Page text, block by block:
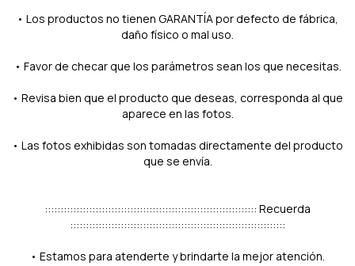
• Los productos no tienen GARANTÍA por defecto de fábrica,
daño físico o mal uso.
• Favor de checar que los parámetros sean los que necesitas.
• Revisa bien que el producto que deseas, corresponda al que
aparece en las fotos.
• Las fotos exhibidas son tomadas directamente del producto
que se envía.
::::::::::::::::::::::::::::::::::::::::::::::::::::::::::::::::::: Recuerda
::::::::::::::::::::::::::::::::::::::::::::::::::::::::::::::::::::
• Estamos para atenderte y brindarte la mejor atención.